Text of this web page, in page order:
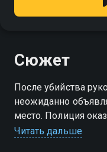
Сюжет
После убийства
неожиданно
место. Полиция
обретя грозного и
Читать дальше